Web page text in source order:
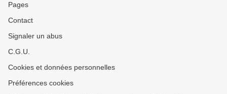
Pages
Contact
Signaler un abus
C.G.U.
Cookies et données personnelles
Préférences cookies